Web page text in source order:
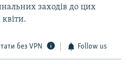
заходів до цих
без VPN Follow us